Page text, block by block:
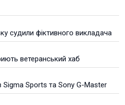
судили фіктивного викладача
ветеранський хаб
Sigma Sports та Sony G-Master